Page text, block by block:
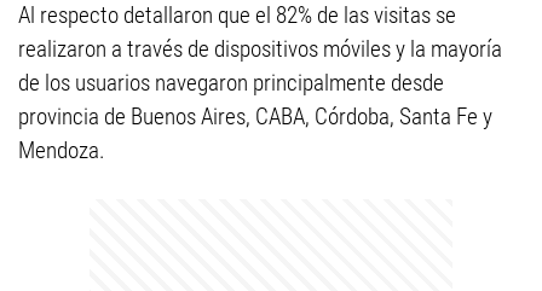
Al respecto detallaron que el 82% de las visitas se
realizaron a través de dispositivos móviles y la mayoría
de los usuarios navegaron principalmente desde
provincia de Buenos Aires, CABA, Córdoba, Santa Fe y
Mendoza.